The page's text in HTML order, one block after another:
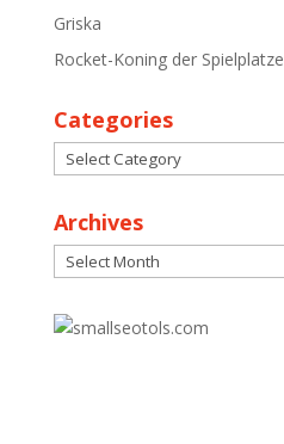
Griska
Rocket-Koning der Spielplatze
Categories
Categories
Archives
Archives